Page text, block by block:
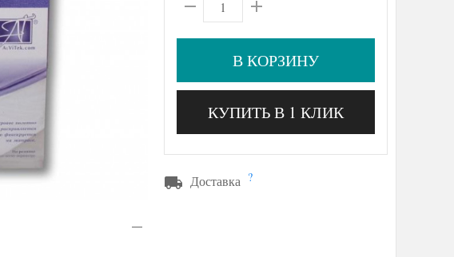
В КОРЗИНУ
КУПИТЬ В 1 КЛИК
Доставка ?